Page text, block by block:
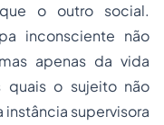
o outro social.
inconsciente não
apenas da vida
quais o sujeito não
supervisora